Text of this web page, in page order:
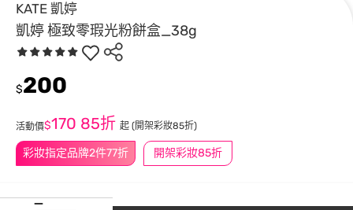
KATE 凱婷
凱婷 極致零瑕光粉餅盒_38g
彩妝指定品牌2件77折 開架彩妝85折
$200
活動價$170 85折 起 (開架彩妝85折)